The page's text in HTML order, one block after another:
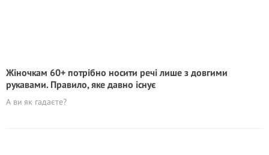
Жіночкам 60+ потрібно носити речі лише з довгими
рукавами. Правило, яке давно існує
А ви як гадаєте?